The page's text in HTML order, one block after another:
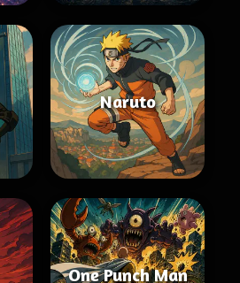
Naruto
One Punch Man